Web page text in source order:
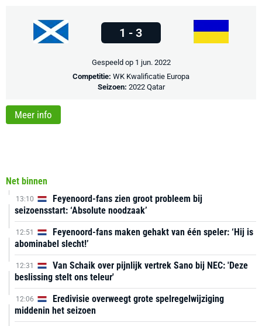
Net binnen
13:10
Feyenoord-fans zien groot probleem bij
seizoensstart: ‘Absolute noodzaak’
12:51
Feyenoord-fans maken gehakt van één speler: ‘Hij is
abominabel slecht!’
12:31
Van Schaik over pijnlijk vertrek Sano bij NEC: 'Deze
beslissing stelt ons teleur'
12:06
Eredivisie overweegt grote spelregelwijziging
middenin het seizoen
1 - 3
Gespeeld op 1 jun. 2022
Competitie: WK Kwalificatie Europa
Seizoen: 2022 Qatar
Meer info